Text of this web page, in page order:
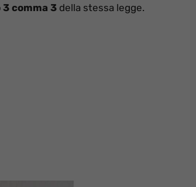
comma 3 della stessa legge.